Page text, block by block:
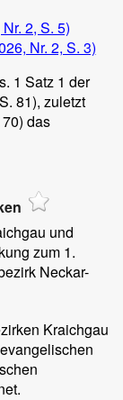
2, S. 5)
Nr. 2, S. 3)
1 Satz 1 der
81), zuletzt
das
und
zum 1.
Neckar-
Kraichgau